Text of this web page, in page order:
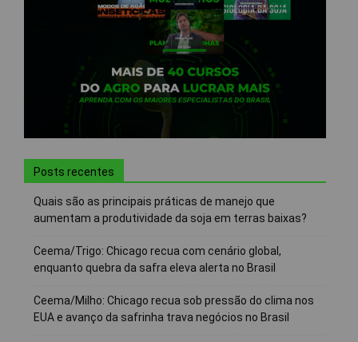
Posts recentes
Quais são as principais práticas de manejo que
aumentam a produtividade da soja em terras baixas?
Ceema/Trigo: Chicago recua com cenário global,
enquanto quebra da safra eleva alerta no Brasil
Ceema/Milho: Chicago recua sob pressão do clima nos
EUA e avanço da safrinha trava negócios no Brasil